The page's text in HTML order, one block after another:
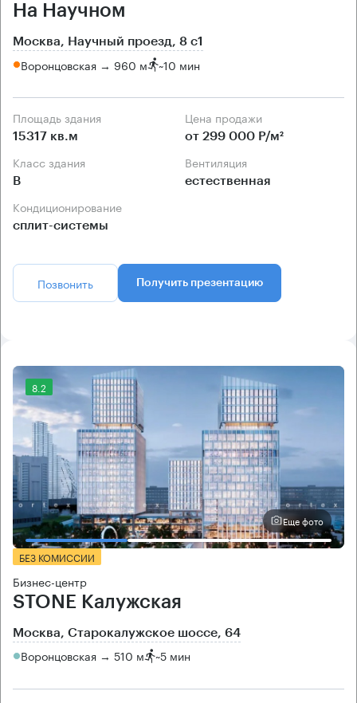
На Научном
Москва, Научный проезд, 8 с1
Воронцовская → 960 м ~10 мин
Площадь здания
15317 кв.м
Цена продажи
от 299 000 Р/м²
Класс здания
B
Вентиляция
естественная
Кондиционирование
сплит-системы
Позвонить Получить презентацию
8.2
Еще фото
БЕЗ КОМИССИИ
Бизнес-центр
STONE Калужская
Москва, Старокалужское шоссе, 64
Воронцовская → 510 м ~5 мин